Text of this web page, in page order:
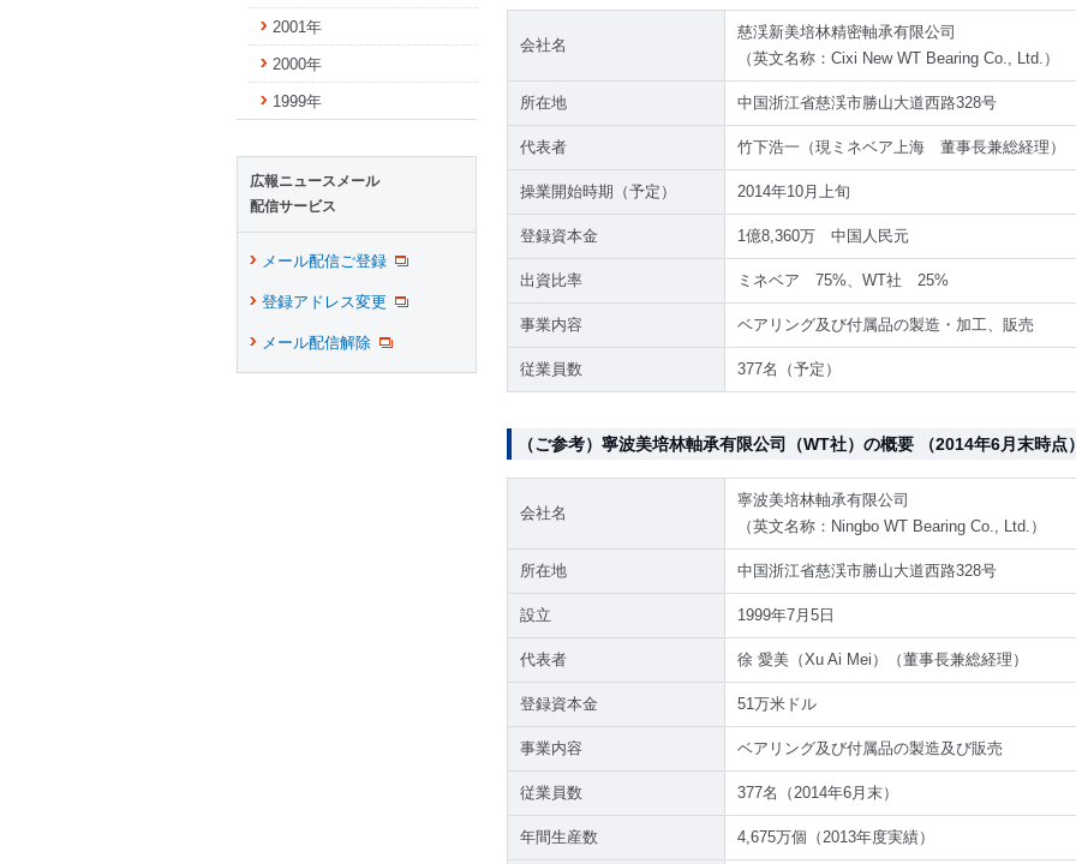
会社名
慈渓新美培林精密軸承有限公司
（英文名称：Cixi New WT Bearing Co., Ltd.）
所在地 中国浙江省慈渓市勝山大道西路328号
代表者 竹下浩一（現ミネベア上海 董事長兼総経理）
操業開始時期（予定） 2014年10月上旬
登録資本金 1億8,360万 中国人民元
出資比率 ミネベア 75%、WT社 25%
事業内容 ベアリング及び付属品の製造・加工、販売
従業員数 377名（予定）
（ご参考）寧波美培林軸承有限公司（WT社）の概要 （2014年6月末時点
会社名
寧波美培林軸承有限公司
（英文名称：Ningbo WT Bearing Co., Ltd.）
所在地 中国浙江省慈渓市勝山大道西路328号
設立 1999年7月5日
代表者 徐 愛美（Xu Ai Mei）（董事長兼総経理）
登録資本金 51万米ドル
事業内容 ベアリング及び付属品の製造及び販売
従業員数 377名（2014年6月末）
年間生産数 4,675万個（2013年度実績）
2001年
2000年
1999年
広報ニュースメール
配信サービス
メール配信ご登録
登録アドレス変更
メール配信解除